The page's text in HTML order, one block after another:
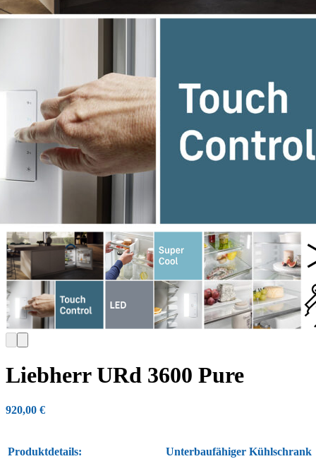
Liebherr URd 3600 Pure
920,00 €
Produktdetails: Unterbaufähiger Kühlschrank